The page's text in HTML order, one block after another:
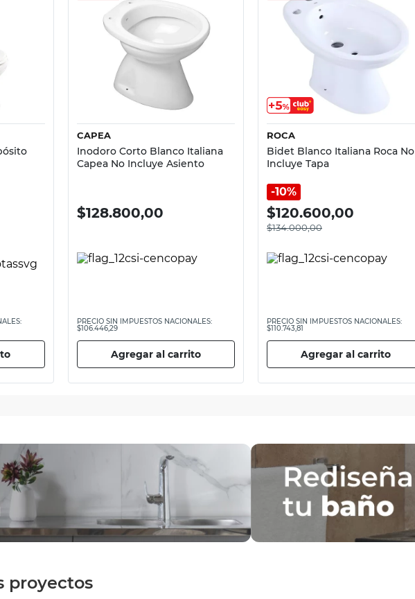
Vista rápida
CAPEA
Inodoro Corto Blanco Italiana
Capea No Incluye Asiento
$128.800,00
PRECIO SIN IMPUESTOS NACIONALES:
$106.446,29
Agregar al carrito
ROCA
Bidet Blanco Italiana Roca No
Incluye Tapa
10%
$120.600,00
$134.000,00
PRECIO SIN IMPUESTOS NACIONALES:
$110.743,81
Agregar al carrito
proyectos